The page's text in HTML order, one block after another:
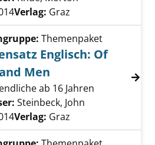
Verlag: Graz
von Klassensatz Englisch:
Themenpaket
Englisch: Of
Men
ab 16 Jahren
Steinbeck, John
Verlag: Graz